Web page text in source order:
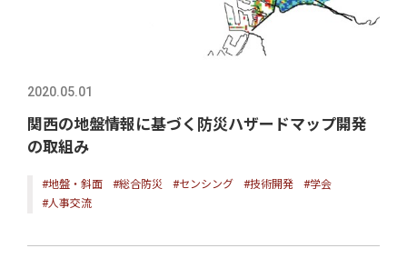
2020.05.01
関西の地盤情報に基づく防災ハザードマップ開発
の取組み
#地盤・斜面 #総合防災 #センシング #技術開発
#学会
#人事交流